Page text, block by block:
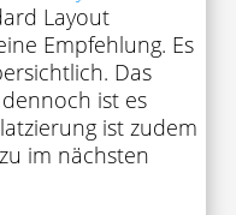
Layout
Empfehlung. Es
Das
ist es
ist zudem
im nächsten